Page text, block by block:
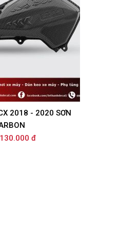
2018 - 2020 SƠN
130.000 đ